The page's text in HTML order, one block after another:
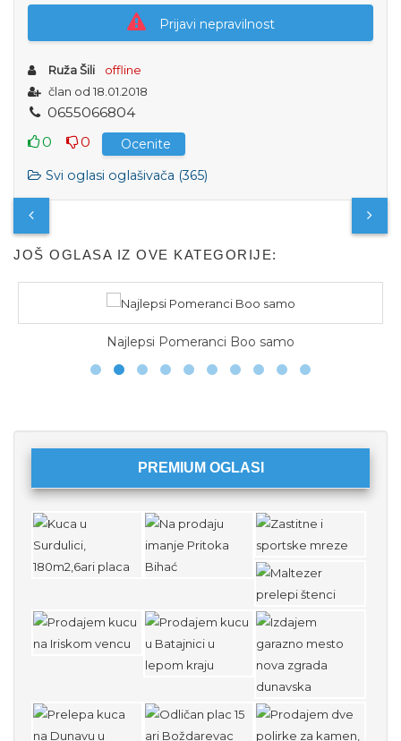
Prijavi nepravilnost
Ruža Šili
offline
član od 18.01.2018
0655066804
0
0
Ocenite
Svi oglasi oglašivača (365)
JOŠ OGLASA IZ OVE KATEGORIJE:
Najlepsi Pomeranci Boo samo
PREMIUM OGLASI